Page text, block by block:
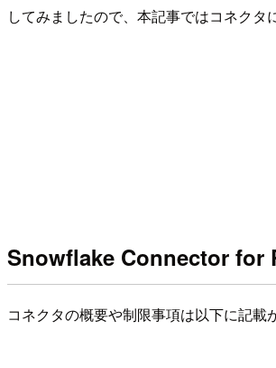
してみましたので、本記事ではコネク
Snowflake Connector for
コネクタの概要や制限事項は以下に記載